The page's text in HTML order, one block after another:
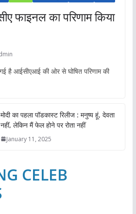
फाइनल का परिणाम किया
है आईसीएआई की ओर से घोषित परिणाम की
मोदी का पहला पॉडकास्ट रिलीज : मनुष्य हूं, देवता
नहीं, लेकिन मैं फेल होने पर रोता नहीं
January 11, 2025
CELEB